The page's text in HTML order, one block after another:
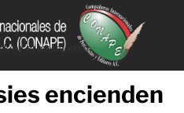
en el metaverso
encienden